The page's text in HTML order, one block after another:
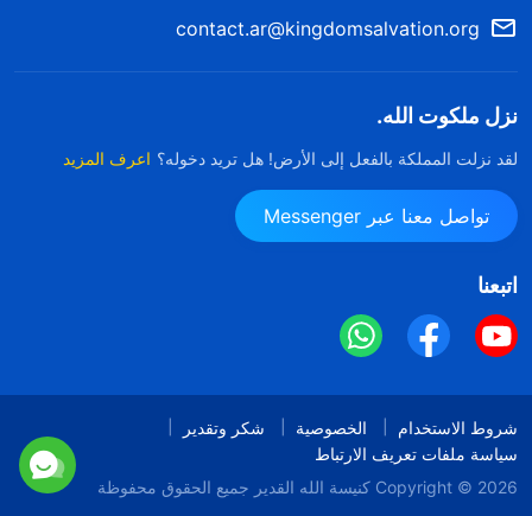
contact.ar@kingdomsalvation.org
نزل ملكوت الله.
لقد نزلت المملكة بالفعل إلى الأرض! هل تريد دخوله؟ اعرف المزيد
تواصل معنا عبر Messenger
اتبعنا
شروط الاستخدام الخصوصية
شكر وتقدير
سياسة ملفات تعريف الارتباط
Copyright © 2026 كنيسة الله القدير جميع الحقوق محفوظة